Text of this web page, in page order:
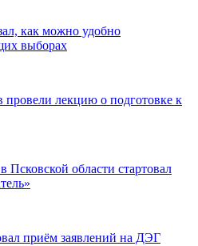
как можно удобно
выборах
провели лекцию о подготовке к
Псковской области стартовал
приём заявлений на ДЭГ